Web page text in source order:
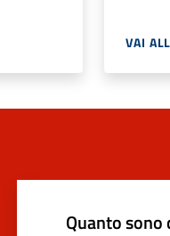
VAI
Quanto